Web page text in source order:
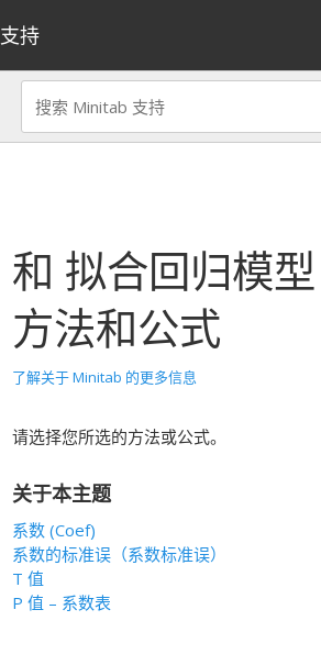
支持
和 拟合回归模型
方法和公式
了解关于 Minitab 的更多信息
请选择您所选的方法或公式。
关于本主题
系数 (Coef)
系数的标准误（系数标准误）
T 值
P 值 – 系数表